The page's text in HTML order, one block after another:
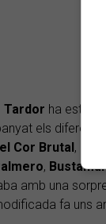
Tardor ha estat
els diferents
Cor Brutal,
,
amb una
fa uns